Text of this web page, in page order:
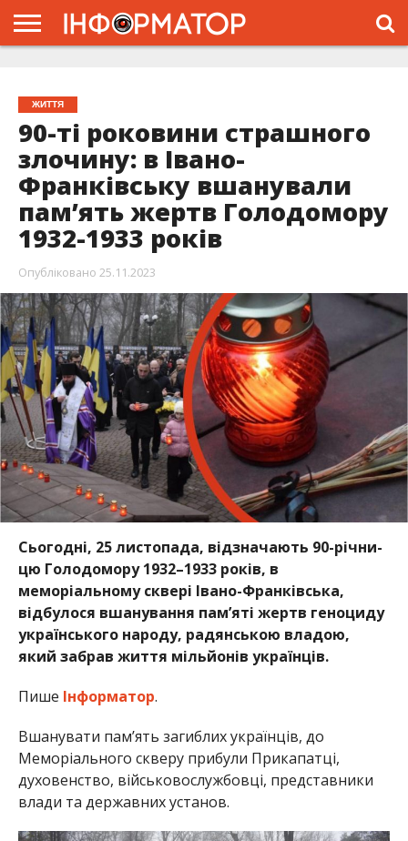
ЖИТТЯ
90-ті роковини страшного
злочину: в Івано-
Франківську вшанували
пам’ять жертв Голодомору
1932-1933 років
Опубліковано 25.11.2023
Сьогодні, 25 листопада, від­зна­ча­ють 90-річ­ни­
цю Го­ло­до­мо­ру 1932–1933 ро­ків, в
меморіальному сквері Івано-Франківська,
відбулося вшанування пам’яті жертв геноциду
українського народу, радянською владою,
який заб­рав жит­тя міль­йонів ук­ра­їн­ців.
Пише Інформатор.
Вшанувати пам’ять загиблих українців, до
Меморіального скверу прибули Прикапатці,
духовенство, військовослужбовці, представники
влади та державних установ.